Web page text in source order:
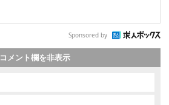
Sponsored by
コメント欄を非表示